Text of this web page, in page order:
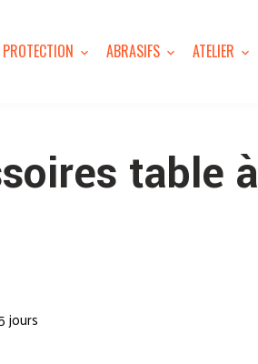
PROTECTION ABRASIFS ATELIER
table à
jours